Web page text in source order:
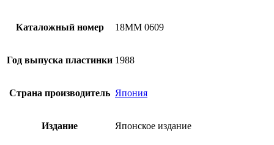
And
Honey
Япония,
1988,
Каталожный номер 18MM 0609
Год выпуска пластинки 1988
Страна производитель Япония
Издание Японское издание